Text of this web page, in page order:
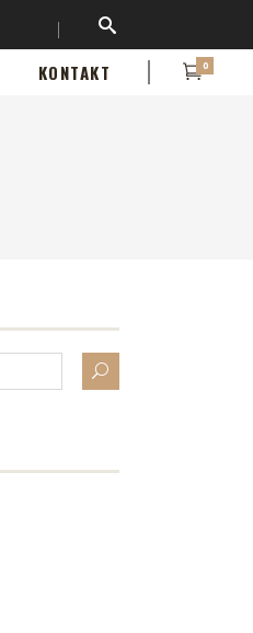
KONTAKT 0